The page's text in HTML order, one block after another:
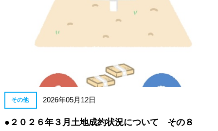
その他 2026年05月12日
●２０２６年３月土地成約状況について その８